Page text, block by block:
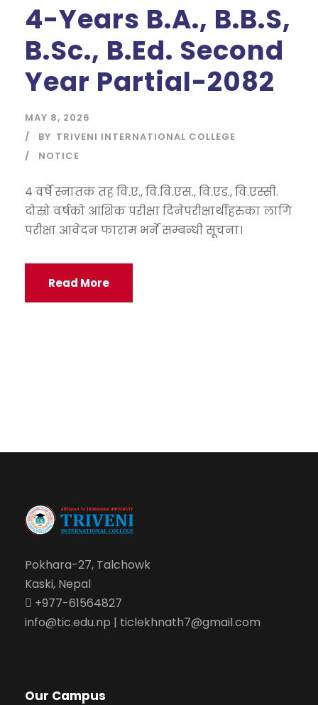
4-Years B.A., B.B.S,
B.Sc., B.Ed. Second
Year Partial-2082
MAY 8, 2026
BY TRIVENI INTERNATIONAL COLLEGE
NOTICE
४ वर्षे स्नातक तह वि.ए., वि.वि.एस., वि.एड., वि.एस्सी.
दोस्रो वर्षको आंशिक परीक्षा दिनेपरीक्षार्थीहरुका लागि
परीक्षा आवेदन फाराम भर्ने सम्बन्धी सूचना।
Read More
Pokhara-27, Talchowk
Kaski, Nepal
+977-61564827
info@tic.edu.np | ticlekhnath7@gmail.com
Our Campus